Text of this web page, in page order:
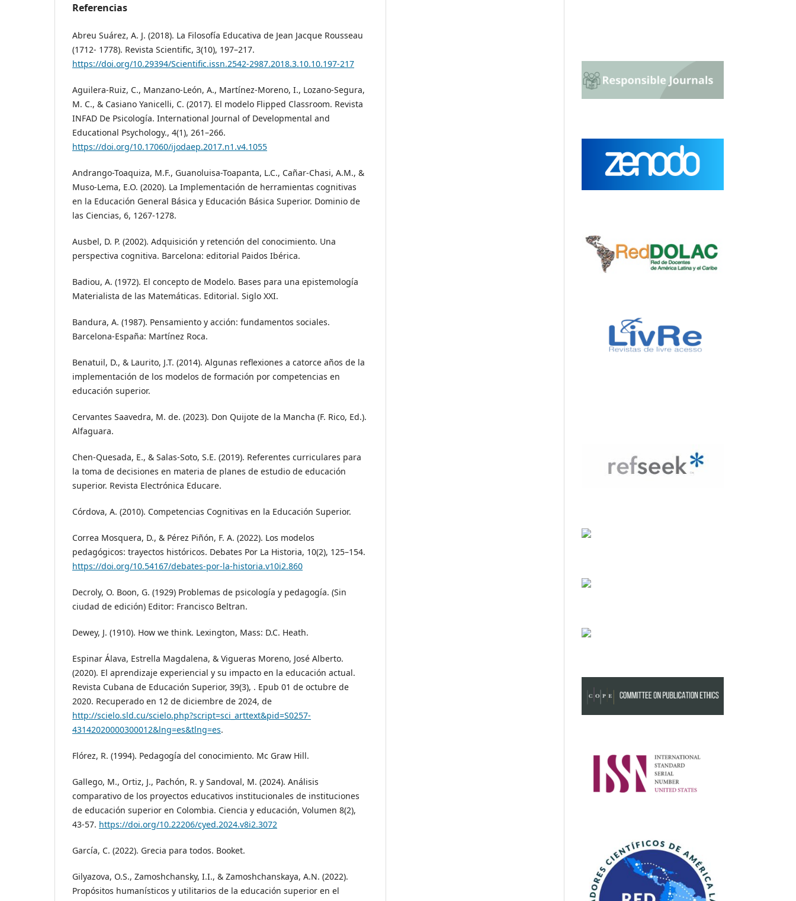
Referencias
Abreu Suárez, A. J. (2018). La Filosofía Educativa de Jean Jacque Rousseau
(1712- 1778). Revista Scientific, 3(10), 197–217.
https://doi.org/10.29394/Scientific.issn.2542-2987.2018.3.10.10.197-217
Aguilera-Ruiz, C., Manzano-León, A., Martínez-Moreno, I., Lozano-Segura,
M. C., & Casiano Yanicelli, C. (2017). El modelo Flipped Classroom. Revista
INFAD De Psicología. International Journal of Developmental and
Educational Psychology., 4(1), 261–266.
https://doi.org/10.17060/ijodaep.2017.n1.v4.1055
Andrango-Toaquiza, M.F., Guanoluisa-Toapanta, L.C., Cañar-Chasi, A.M., &
Muso-Lema, E.O. (2020). La Implementación de herramientas cognitivas
en la Educación General Básica y Educación Básica Superior. Dominio de
las Ciencias, 6, 1267-1278.
Ausbel, D. P. (2002). Adquisición y retención del conocimiento. Una
perspectiva cognitiva. Barcelona: editorial Paidos Ibérica.
Badiou, A. (1972). El concepto de Modelo. Bases para una epistemología
Materialista de las Matemáticas. Editorial. Siglo XXI.
Bandura, A. (1987). Pensamiento y acción: fundamentos sociales.
Barcelona-España: Martínez Roca.
Benatuil, D., & Laurito, J.T. (2014). Algunas reflexiones a catorce años de la
implementación de los modelos de formación por competencias en
educación superior.
Cervantes Saavedra, M. de. (2023). Don Quijote de la Mancha (F. Rico, Ed.).
Alfaguara.
Chen-Quesada, E., & Salas-Soto, S.E. (2019). Referentes curriculares para
la toma de decisiones en materia de planes de estudio de educación
superior. Revista Electrónica Educare.
Córdova, A. (2010). Competencias Cognitivas en la Educación Superior.
Correa Mosquera, D., & Pérez Piñón, F. A. (2022). Los modelos
pedagógicos: trayectos históricos. Debates Por La Historia, 10(2), 125–154.
https://doi.org/10.54167/debates-por-la-historia.v10i2.860
Decroly, O. Boon, G. (1929) Problemas de psicología y pedagogía. (Sin
ciudad de edición) Editor: Francisco Beltran.
Dewey, J. (1910). How we think. Lexington, Mass: D.C. Heath.
Espinar Álava, Estrella Magdalena, & Vigueras Moreno, José Alberto.
(2020). El aprendizaje experiencial y su impacto en la educación actual.
Revista Cubana de Educación Superior, 39(3), . Epub 01 de octubre de
2020. Recuperado en 12 de diciembre de 2024, de
http://scielo.sld.cu/scielo.php?script=sci_arttext&pid=S0257-
43142020000300012&lng=es&tlng=es.
Flórez, R. (1994). Pedagogía del conocimiento. Mc Graw Hill.
Gallego, M., Ortiz, J., Pachón, R. y Sandoval, M. (2024). Análisis
comparativo de los proyectos educativos institucionales de instituciones
de educación superior en Colombia. Ciencia y educación, Volumen 8(2),
43-57. https://doi.org/10.22206/cyed.2024.v8i2.3072
García, C. (2022). Grecia para todos. Booket.
Gilyazova, O.S., Zamoshchansky, I.I., & Zamoshchanskaya, A.N. (2022).
Propósitos humanísticos y utilitarios de la educación superior en el